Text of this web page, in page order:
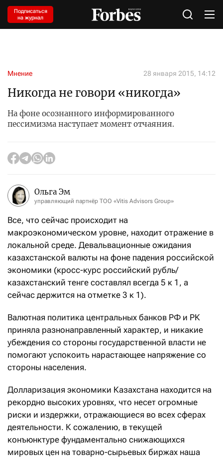
Подписаться
на журнал
Мнение 28 января 2015, 14:12
Никогда не говори «никогда»
На фоне осознанного информированного
пессимизма наступает момент отчаяния.
Ольга Эм
управляющий партнёр ТОО «Vitis Advisors Group»
Все, что сейчас происходит на
макроэкономическом уровне, находит отражение в
локальной среде. Девальвационные ожидания
казахстанской валюты на фоне падения российской
экономики (кросс-курс российский рубль/
казахстанский тенге составлял всегда 5 к 1, а
сейчас держится на отметке 3 к 1).
Валютная политика центральных банков РФ и РК
приняла разнонаправленный характер, и никакие
убеждения со стороны государственной власти не
помогают успокоить нарастающее напряжение со
стороны населения.
Долларизация экономики Казахстана находится на
рекордно высоких уровнях, что несет огромные
риски и издержки, отражающиеся во всех сферах
деятельности. К сожалению, в текущей
конъюнктуре фундаментально снижающихся
мировых цен на товарно-сырьевых биржах наша